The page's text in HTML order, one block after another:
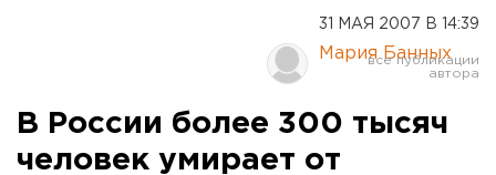
31 МАЯ 2007 В 14:39
Мария Банных
В России более 300 тысяч
человек умирает от